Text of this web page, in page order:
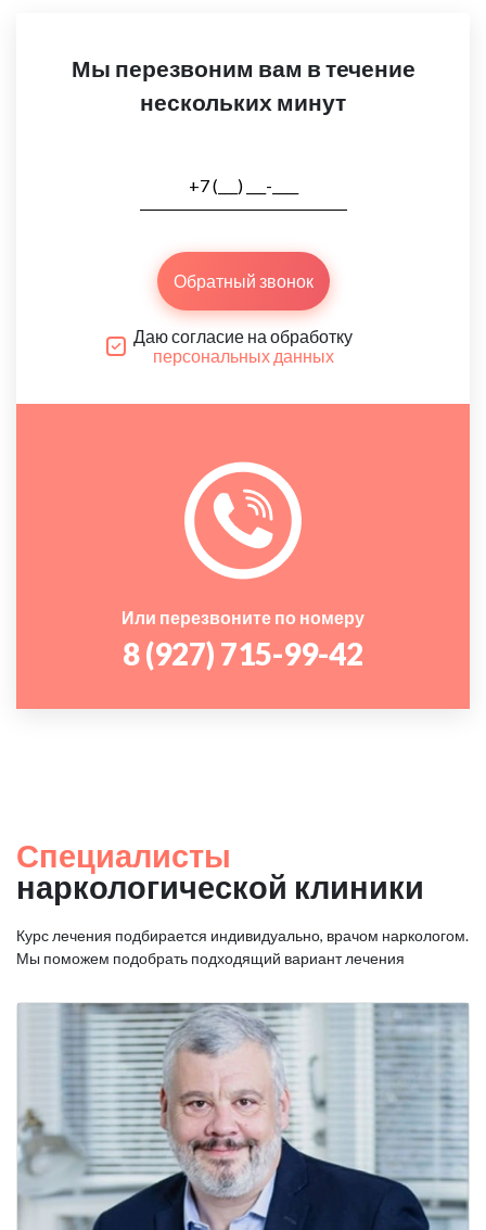
Мы перезвоним вам в течение
нескольких минут
Обратный звонок
Даю согласие на обработку
персональных данных
Или перезвоните по номеру
8 (927) 715-99-42
Специалисты
наркологической клиники
Курс лечения подбирается индивидуально, врачом наркологом.
Мы поможем подобрать подходящий вариант лечения